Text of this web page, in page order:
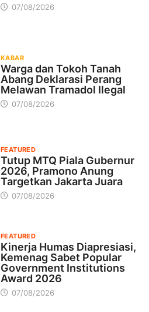
07/08/2026
KABAR
Warga dan Tokoh Tanah
Abang Deklarasi Perang
Melawan Tramadol Ilegal
07/08/2026
FEATURED
Tutup MTQ Piala Gubernur
2026, Pramono Anung
Targetkan Jakarta Juara
07/08/2026
FEATURED
Kinerja Humas Diapresiasi,
Kemenag Sabet Popular
Government Institutions
Award 2026
07/08/2026